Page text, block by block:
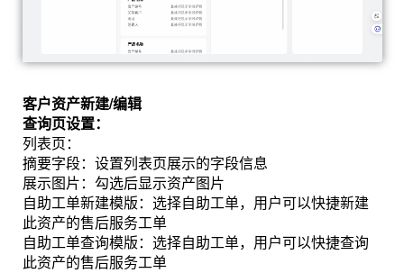
客户资产新建/编辑
查询页设置：
列表页：
摘要字段：设置列表页展示的字段信息
展示图片：勾选后显示资产图片
自助工单新建模版：选择自助工单，用户可以快捷新建
此资产的售后服务工单
自助工单查询模版：选择自助工单，用户可以快捷查询
此资产的售后服务工单